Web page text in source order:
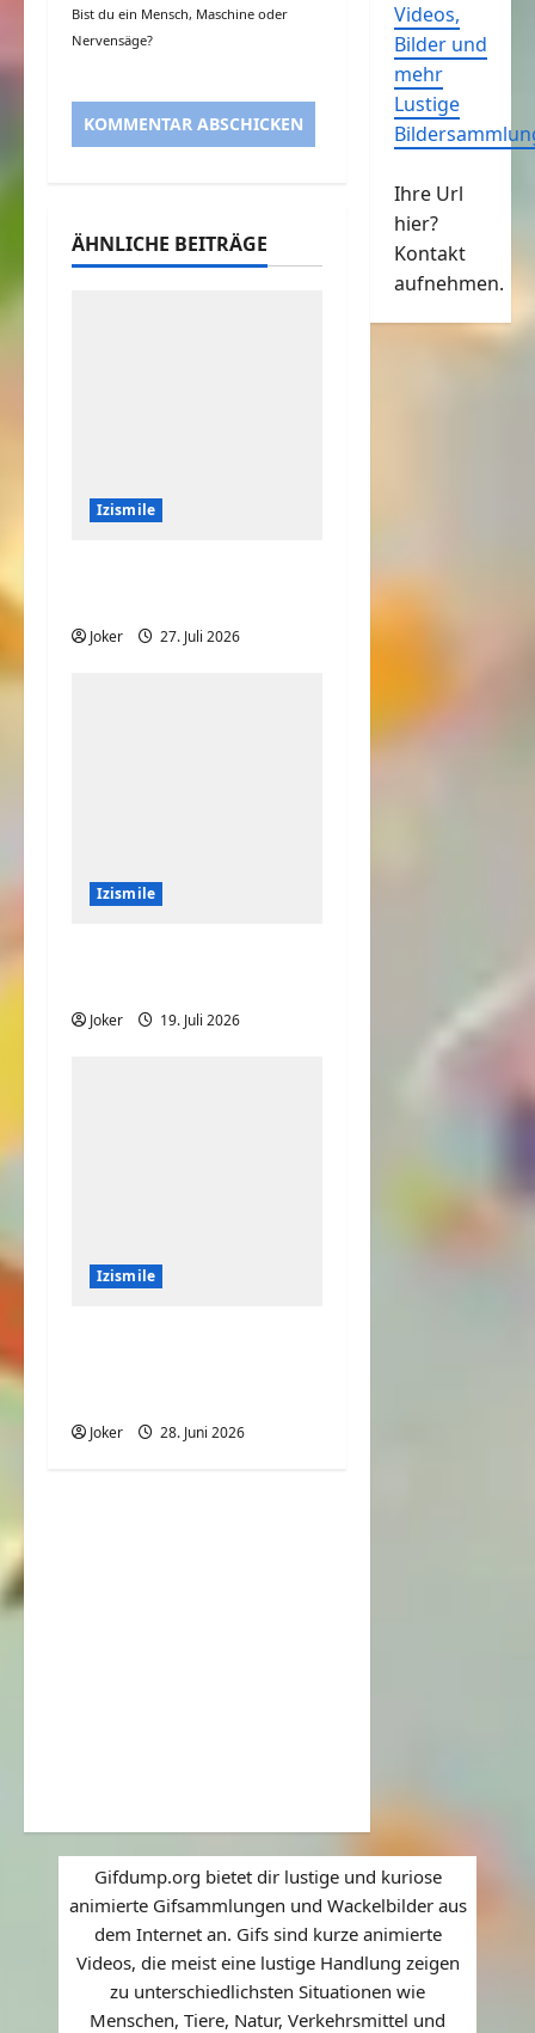
Bist du ein Mensch, Maschine oder
Nervensäge?
ÄHNLICHE BEITRÄGE
Izismile
Joker 27. Juli 2026
Izismile
Joker 19. Juli 2026
Izismile
Joker 28. Juni 2026
Videos,
Bilder und
mehr
Lustige
Ihre Url
hier?
Kontakt
aufnehmen.
Gifdump.org bietet dir lustige und kuriose
animierte Gifsammlungen und Wackelbilder aus
dem Internet an. Gifs sind kurze animierte
Videos, die meist eine lustige Handlung zeigen
zu unterschiedlichsten Situationen wie
Menschen, Tiere, Natur, Verkehrsmittel und